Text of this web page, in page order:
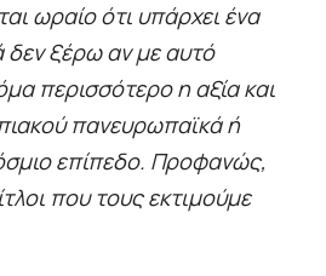
ωραίο ότι υπάρχει ένα
δεν ξέρω αν με αυτό
περισσότερο η αξία και
πανευρωπαϊκά ή
επίπεδο. Προφανώς,
που τους εκτιμούμε